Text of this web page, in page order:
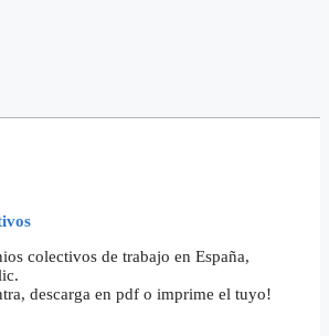
colectivos de trabajo en España,
descarga en pdf o imprime el tuyo!